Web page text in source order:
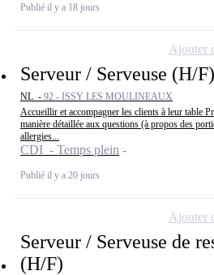
Publié il y a 18 jours
Serveur / Serveuse (H/F)
NL - 92 - ISSY LES MOULINEAUX
Accueillir et accompagner les clients à leur table
manière détaillée aux questions (à propos des
allergies...
CDI - Temps plein
Publié il y a 20 jours
Ajouter
Serveur / Serveuse de
(H/F)
Ajouter